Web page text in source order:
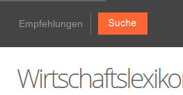
Empfehlungen